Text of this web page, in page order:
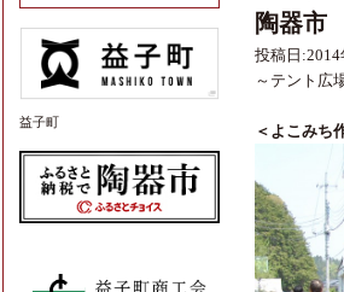
益子町
陶器市
投稿日:2014
～テント広
＜よこみち